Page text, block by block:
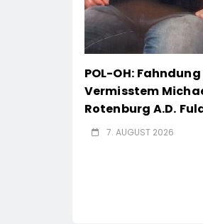
POL-OH:
Vermisstem
Rotenburg A.d.
7. AUGUST 2026